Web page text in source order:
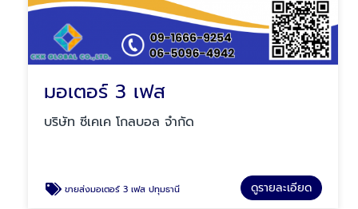
มอเตอร์ 3 เฟส
บริษัท ซีเคเค โกลบอล จำกัด
ขายส่งมอเตอร์ 3 เฟส ปทุมธานี ดูรายละเอียด